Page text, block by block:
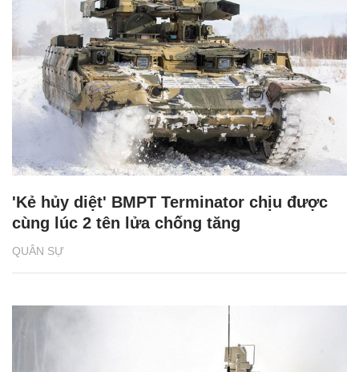
QUÂN SỰ
'Kẻ hủy diệt' BMPT Terminator chịu được
cùng lúc 2 tên lửa chống tăng